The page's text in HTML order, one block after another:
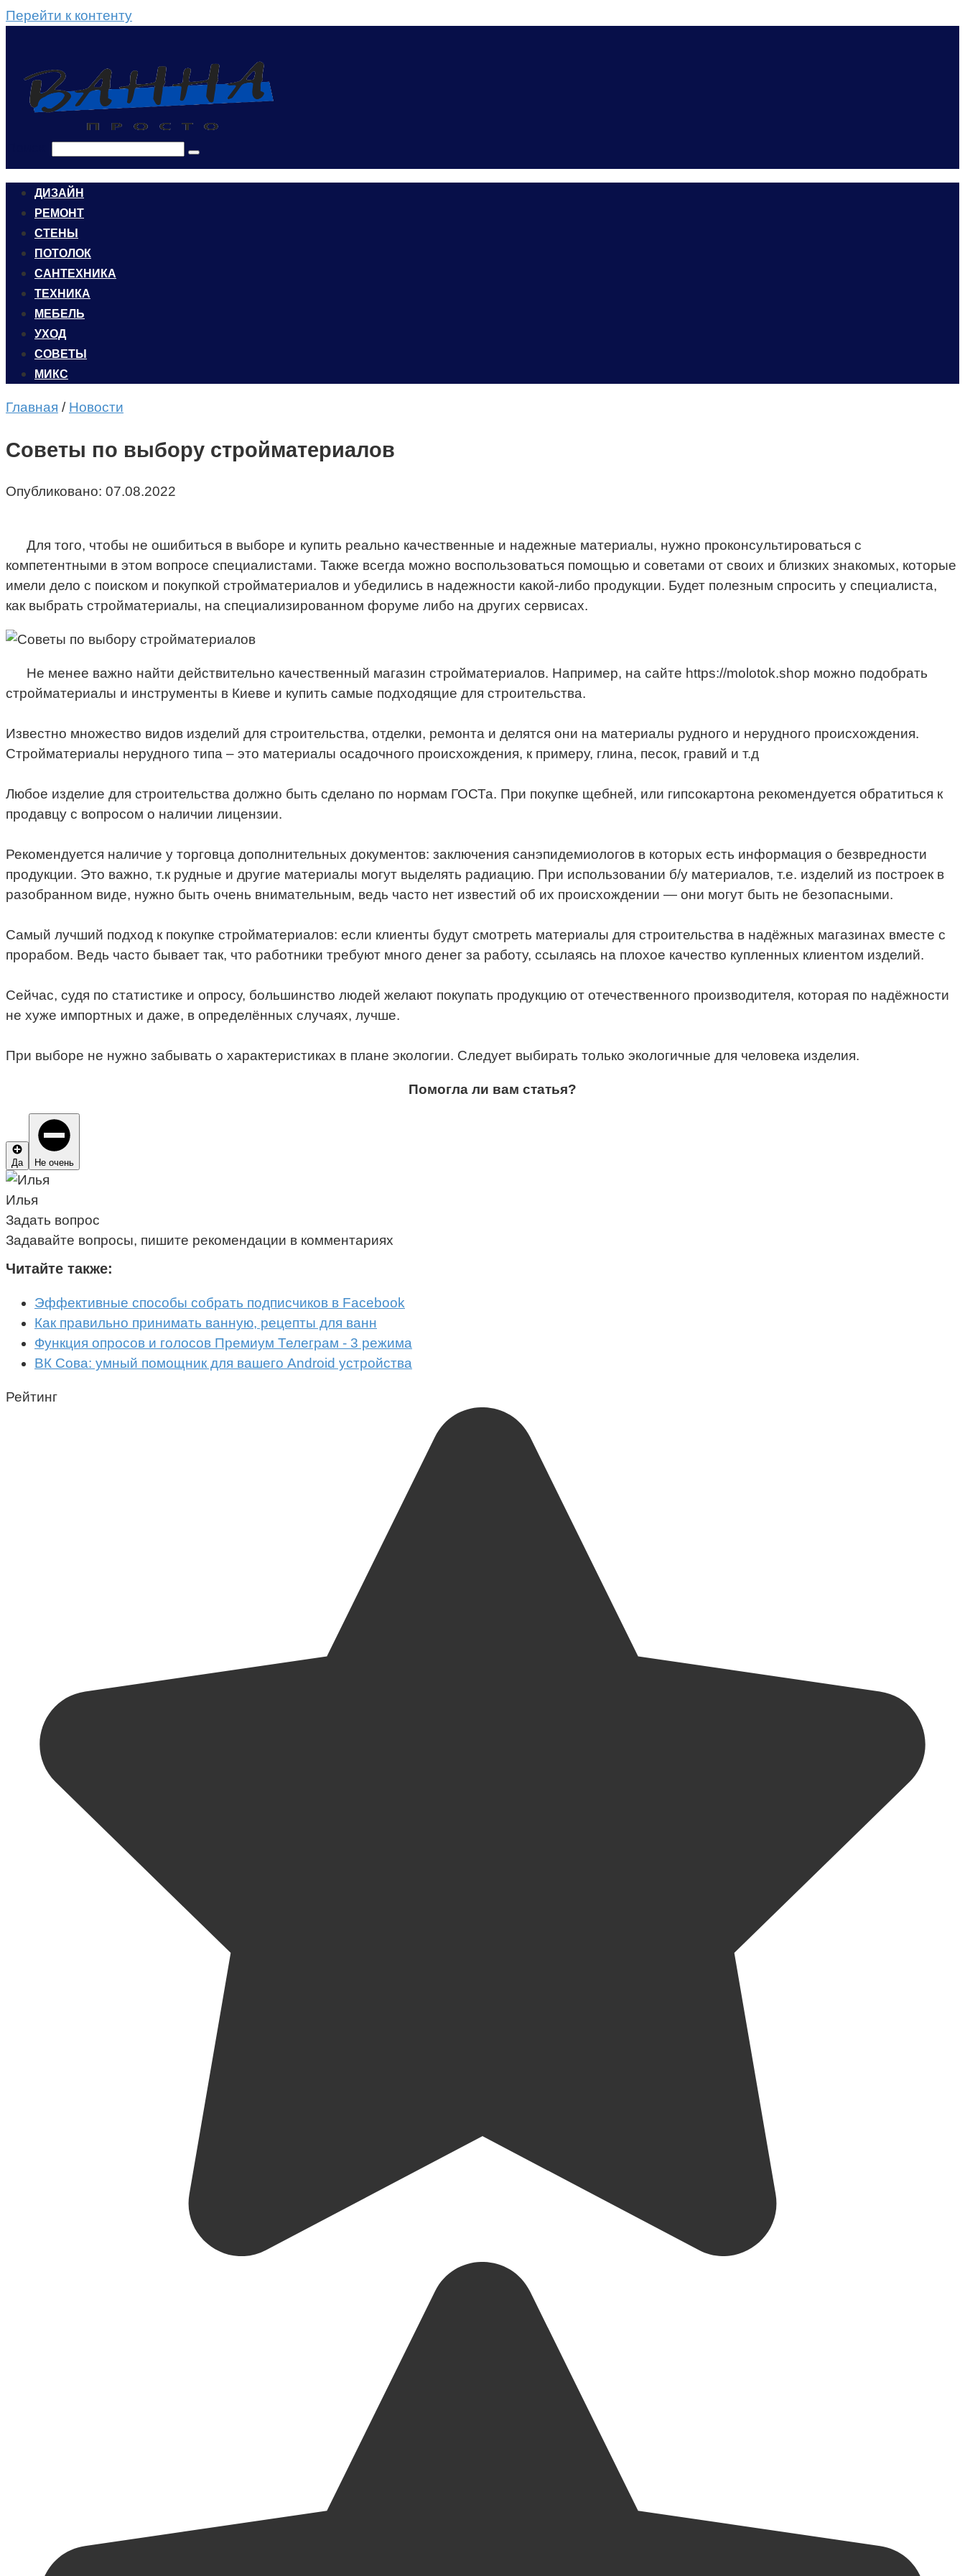
Перейти к контенту
ДИЗАЙН
РЕМОНТ
СТЕНЫ
ПОТОЛОК
САНТЕХНИКА
ТЕХНИКА
МЕБЕЛЬ
УХОД
CОВЕТЫ
МИКС
Главная / Новости
Советы по выбору стройматериалов
Опубликовано: 07.08.2022
Для того, чтобы не ошибиться в выборе и купить реально качественные и надежные материалы, нужно проконсультироваться с
компетентными в этом вопросе специалистами. Также всегда можно воспользоваться помощью и советами от своих и близких знакомых, которые
имели дело с поиском и покупкой стройматериалов и убедились в надежности какой-либо продукции. Будет полезным спросить у специалиста,
как выбрать стройматериалы, на специализированном форуме либо на других сервисах.
Не менее важно найти действительно качественный магазин стройматериалов. Например, на сайте https://molotok.shop можно подобрать
стройматериалы и инструменты в Киеве и купить самые подходящие для строительства.
Известно множество видов изделий для строительства, отделки, ремонта и делятся они на материалы рудного и нерудного происхождения.
Стройматериалы нерудного типа – это материалы осадочного происхождения, к примеру, глина, песок, гравий и т.д
Любое изделие для строительства должно быть сделано по нормам ГОСТа. При покупке щебней, или гипсокартона рекомендуется обратиться к
продавцу с вопросом о наличии лицензии.
Рекомендуется наличие у торговца дополнительных документов: заключения санэпидемиологов в которых есть информация о безвредности
продукции. Это важно, т.к рудные и другие материалы могут выделять радиацию. При использовании б/у материалов, т.е. изделий из построек в
разобранном виде, нужно быть очень внимательным, ведь часто нет известий об их происхождении — они могут быть не безопасными.
Самый лучший подход к покупке стройматериалов: если клиенты будут смотреть материалы для строительства в надёжных магазинах вместе с
прорабом. Ведь часто бывает так, что работники требуют много денег за работу, ссылаясь на плохое качество купленных клиентом изделий.
Сейчас, судя по статистике и опросу, большинство людей желают покупать продукцию от отечественного производителя, которая по надёжности
не хуже импортных и даже, в определённых случаях, лучше.
При выборе не нужно забывать о характеристиках в плане экологии. Следует выбирать только экологичные для человека изделия.
Помогла ли вам статья?
Да Не очень
Илья
Задать вопрос
Задавайте вопросы, пишите рекомендации в комментариях
Читайте также:
Эффективные способы собрать подписчиков в Facebook
Как правильно принимать ванную, рецепты для ванн
Функция опросов и голосов Премиум Телеграм - 3 режима
ВК Сова: умный помощник для вашего Android устройства
Рейтинг